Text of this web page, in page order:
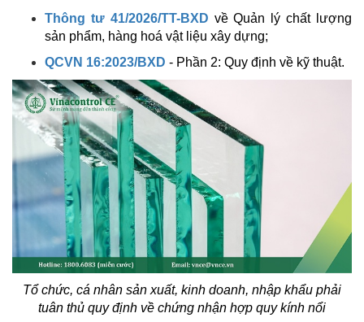
Thông tư 41/2026/TT-BXD về Quản lý chất lượng
sản phẩm, hàng hoá vật liệu xây dựng;
QCVN 16:2023/BXD - Phần 2: Quy định về kỹ thuật.
Tổ chức, cá nhân sản xuất, kinh doanh, nhập khẩu phải
tuân thủ quy định về chứng nhận hợp quy kính nổi